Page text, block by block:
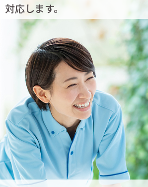
対応します。